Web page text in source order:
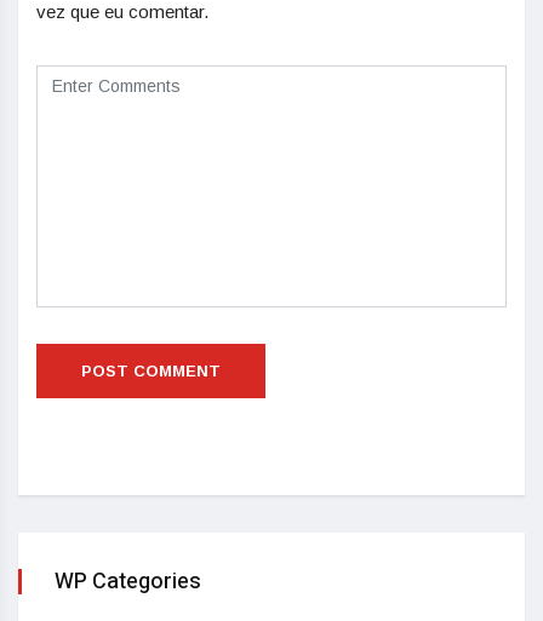
vez que eu comentar.
WP Categories